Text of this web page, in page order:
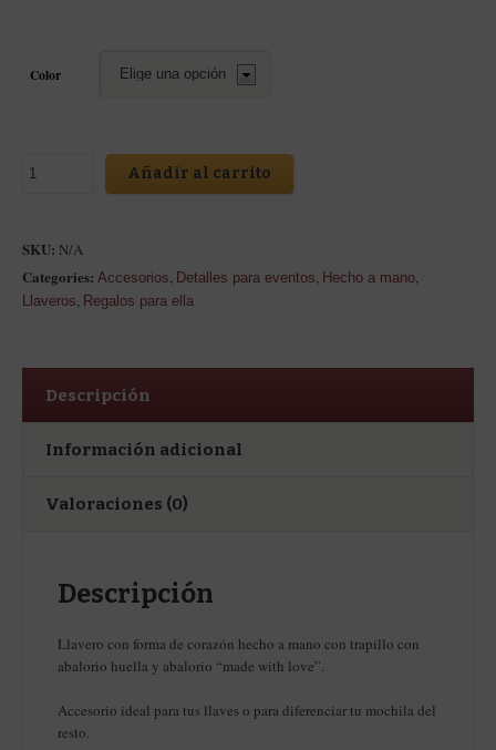
Color
Añadir al carrito
SKU: N/A
Categories: Accesorios, Detalles para eventos, Hecho a mano,
Llaveros, Regalos para ella
Descripción
Información adicional
Valoraciones (0)
Descripción
Llavero con forma de corazón hecho a mano con trapillo con
abalorio huella y abalorio “made with love”.
Accesorio ideal para tus llaves o para diferenciar tu mochila del
resto.